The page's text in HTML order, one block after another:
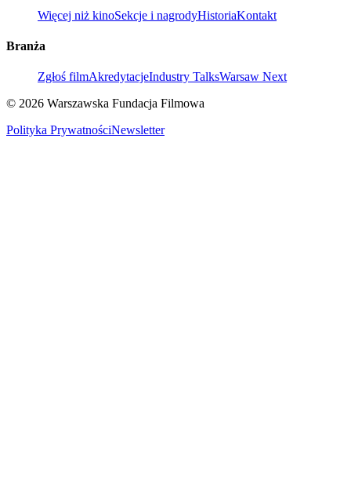
Więcej niż kinoSekcje i nagrodyHistoriaKontakt
Branża
Zgłoś filmAkredytacjeIndustry TalksWarsaw Next
© 2026 Warszawska Fundacja Filmowa
Polityka PrywatnościNewsletter